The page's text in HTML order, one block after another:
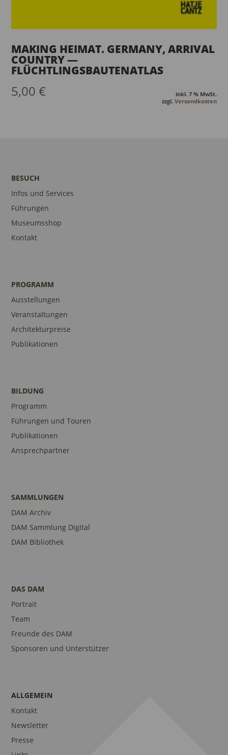
MAKING HEIMAT. GERMANY, ARRIVAL
COUNTRY —
FLÜCHTLINGSBAUTENATLAS
5,00€
inkl. 7 % MwSt.
zzgl. Versandkosten
BESUCH
Infos und Services
Führungen
Museumsshop
Kontakt
PROGRAMM
Ausstellungen
Veranstaltungen
Architekturpreise
Publikationen
BILDUNG
Programm
Führungen und Touren
Publikationen
Ansprechpartner
SAMMLUNGEN
DAM Archiv
DAM Sammlung Digital
DAM Bibliothek
DAS DAM
Portrait
Team
Freunde des DAM
Sponsoren und Unterstützer
ALLGEMEIN
Kontakt
Newsletter
Presse